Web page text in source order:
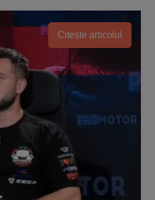
Citește articolul